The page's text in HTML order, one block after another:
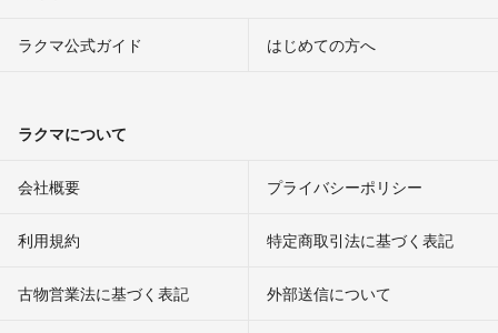
ラクマ公式ガイド はじめての方へ
ラクマについて
会社概要 プライバシーポリシー
利用規約 特定商取引法に基づく表記
古物営業法に基づく表記 外部送信について